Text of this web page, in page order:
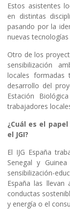
Estos asistentes
en distintas
pasando por la
nuevas
Otro de los
sensibilización
locales formadas
desarrollo del
Estación
trabajadores
¿Cuál es el
el JGI?
El IJG España
Senegal y
sensibilización-
España las
conductas
y energía o el